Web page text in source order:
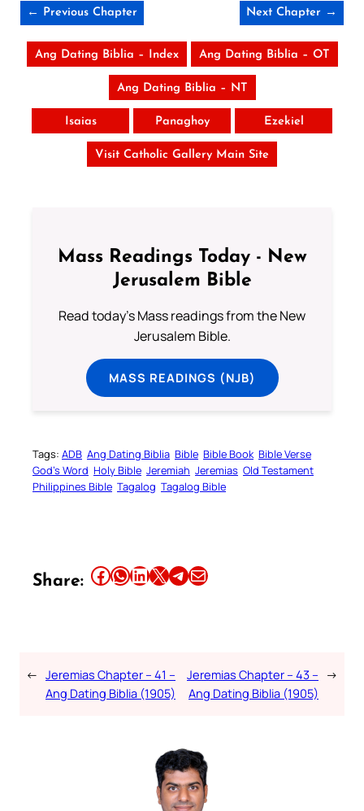
← Previous Chapter Next Chapter →
Ang Dating Biblia – Index Ang Dating Biblia – OT
Ang Dating Biblia – NT
Isaias Panaghoy Ezekiel
Visit Catholic Gallery Main Site
Mass Readings Today - New
Jerusalem Bible
Read today's Mass readings from the New
Jerusalem Bible.
MASS READINGS (NJB)
Tags: ADB Ang Dating Biblia Bible Bible Book Bible Verse
God’s Word Holy Bible Jeremiah Jeremias Old Testament
Philippines Bible Tagalog Tagalog Bible
Share: Share this article on Facebook Share this article on WhatsApp Share this article on LinkedIn Share this article on X Share this article on TelegramEmail this Article
← Jeremias Chapter – 41 –
Ang Dating Biblia (1905)
Jeremias Chapter – 43 –
Ang Dating Biblia (1905)
→